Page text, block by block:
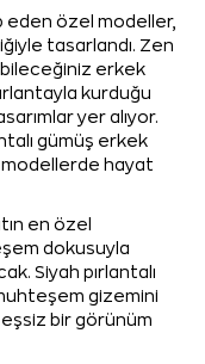
özel modeller,
tasarlandı. Zen
erkek
kurduğu
yer alıyor.
gümüş erkek
modellerde hayat
en özel
dokusuyla
Siyah pırlantalı
gizemini
bir görünüm